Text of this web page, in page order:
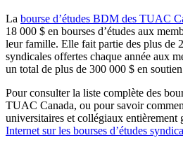
La bourse d’études BDM des TUAC
18 000 $ en bourses d’études aux
leur famille. Elle fait partie des plus de
syndicales offertes chaque année aux
un total de plus de 300 000 $ en
Pour consulter la liste complète des
TUAC Canada, ou pour savoir
universitaires et collégiaux entièrement
Internet sur les bourses d’études